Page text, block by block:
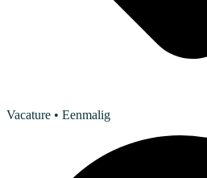
Vacature • Eenmalig